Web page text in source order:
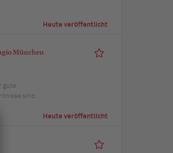
Heute veröffentlicht
München
gute
sind
Heute veröffentlicht